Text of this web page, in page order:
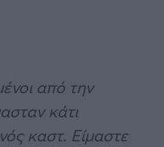
από την
κάτι
καστ. Είμαστε